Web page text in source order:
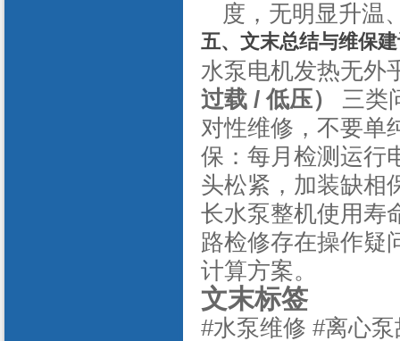
度，无明显升温
五、文末总结与维保
水泵电机发热无外
过载 / 低压）
三类
对性维修，不要单
保：每月检测运行
头松紧，加装缺相
长水泵整机使用寿
路检修存在操作疑
计算方案。
文末标签
#水泵维修 #离心